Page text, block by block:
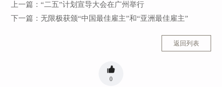
上一篇：“二五”计划宣导大会在广州举行
下一篇：无限极获颁“中国最佳雇主”和“亚洲最佳雇主”
返回列表
0